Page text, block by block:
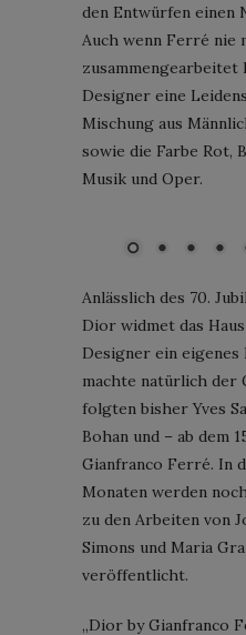
den Entwürfen einen
Auch wenn Ferré
zusammengearbeitet
Designer eine
Mischung aus
sowie die Farbe Rot,
Musik und Oper.
Forcément trench coat in white
Summer 1991, Rendez-vous
Anlässlich des 70.
Dior widmet das
Designer ein eigenes
machte natürlich der
folgten bisher Yves
Bohan und – ab dem
Gianfranco Ferré. In
Monaten werden
zu den Arbeiten von
Simons und Maria
veröffentlicht.
„Dior by Gianfranco